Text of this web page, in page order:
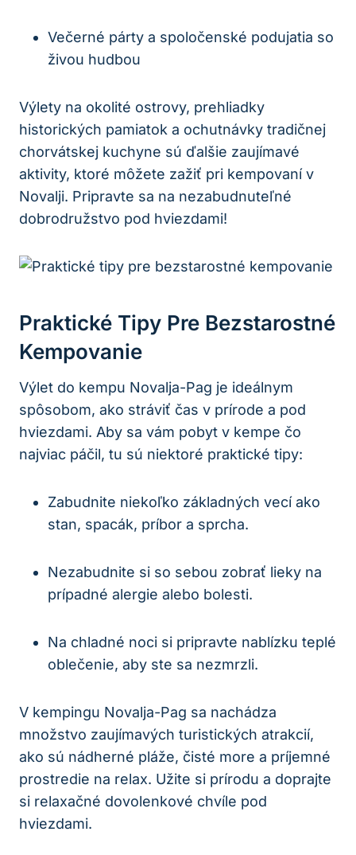
Večerné párty a spoločenské podujatia so
živou hudbou
Výlety na okolité ostrovy, prehliadky
historických pamiatok a ochutnávky tradičnej
chorvátskej kuchyne sú ďalšie zaujímavé
aktivity, ktoré môžete zažiť pri kempovaní v
Novalji. Pripravte sa na nezabudnuteľné
dobrodružstvo pod hviezdami!
Praktické Tipy Pre Bezstarostné
Kempovanie
Výlet do kempu Novalja-Pag je ideálnym
spôsobom, ako stráviť čas v prírode a pod
hviezdami. Aby sa vám pobyt v kempe čo
najviac páčil, tu sú niektoré praktické tipy:
Zabudnite niekoľko základných vecí ako
stan, spacák, príbor a sprcha.
Nezabudnite si so sebou zobrať lieky na
prípadné alergie alebo bolesti.
Na chladné noci si pripravte nablízku teplé
oblečenie, aby ste sa nezmrzli.
V kempingu Novalja-Pag sa nachádza
množstvo zaujímavých turistických atrakcií,
ako sú nádherné pláže, čisté more a príjemné
prostredie na relax. Užite si prírodu a doprajte
si relaxačné dovolenkové chvíle pod
hviezdami.